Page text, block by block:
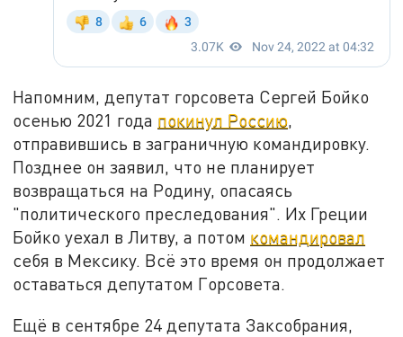
Напомним, депутат горсовета Сергей Бойко
осенью 2021 года покинул Россию,
отправившись в заграничную командировку.
Позднее он заявил, что не планирует
возвращаться на Родину, опасаясь
"политического преследования". Их Греции
Бойко уехал в Литву, а потом командировал
себя в Мексику. Всё это время он продолжает
оставаться депутатом Горсовета.
Ещё в сентябре 24 депутата Заксобрания,